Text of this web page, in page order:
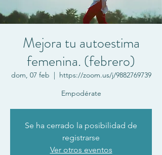
Mejora tu autoestima
femenina. (febrero)
dom, 07 feb
  |
https://zoom.us/j/9882769739
Empodérate
Se ha cerrado la posibilidad de
registrarse
Ver otros eventos